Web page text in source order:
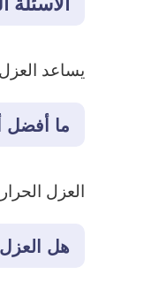
يساعد
ما أفضل
العزل
هل